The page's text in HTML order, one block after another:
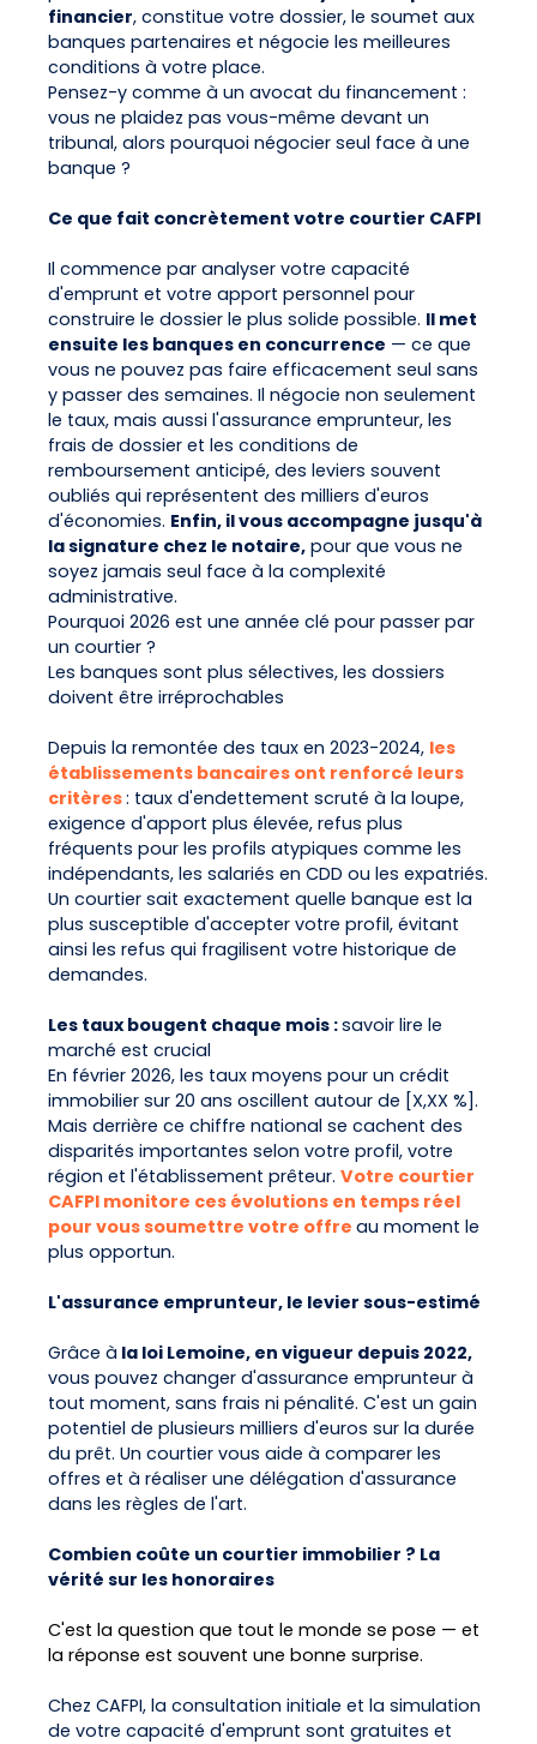
financier, constitue votre dossier, le soumet aux
banques partenaires et négocie les meilleures
conditions à votre place.
Pensez-y comme à un avocat du financement :
vous ne plaidez pas vous-même devant un
tribunal, alors pourquoi négocier seul face à une
banque ?
Ce que fait concrètement votre courtier CAFPI
Il commence par analyser votre capacité
d'emprunt et votre apport personnel pour
construire le dossier le plus solide possible. Il met
ensuite les banques en concurrence — ce que
vous ne pouvez pas faire efficacement seul sans
y passer des semaines. Il négocie non seulement
le taux, mais aussi l'assurance emprunteur, les
frais de dossier et les conditions de
remboursement anticipé, des leviers souvent
oubliés qui représentent des milliers d'euros
d'économies. Enfin, il vous accompagne jusqu'à
la signature chez le notaire, pour que vous ne
soyez jamais seul face à la complexité
administrative.
Pourquoi 2026 est une année clé pour passer par
un courtier ?
Les banques sont plus sélectives, les dossiers
doivent être irréprochables
Depuis la remontée des taux en 2023-2024, les
établissements bancaires ont renforcé leurs
critères: taux d'endettement scruté à la loupe,
exigence d'apport plus élevée, refus plus
fréquents pour les profils atypiques comme les
indépendants, les salariés en CDD ou les expatriés.
Un courtier sait exactement quelle banque est la
plus susceptible d'accepter votre profil, évitant
ainsi les refus qui fragilisent votre historique de
demandes.
Les taux bougent chaque mois :savoir lire le
marché est crucial
En février 2026, les taux moyens pour un crédit
immobilier sur 20 ans oscillent autour de [X,XX %].
Mais derrière ce chiffre national se cachent des
disparités importantes selon votre profil, votre
région et l'établissement prêteur. Votre courtier
CAFPI monitore ces évolutions en temps réel
pour vous soumettre votre offre au moment le
plus opportun.
L'assurance emprunteur, le levier sous-estimé
Grâce à la loi Lemoine, en vigueur depuis 2022,
vous pouvez changer d'assurance emprunteur à
tout moment, sans frais ni pénalité. C'est un gain
potentiel de plusieurs milliers d'euros sur la durée
du prêt. Un courtier vous aide à comparer les
offres et à réaliser une délégation d'assurance
dans les règles de l'art.
Combien coûte un courtier immobilier ? La
vérité sur les honoraires
C'est la question que tout le monde se pose — et
la réponse est souvent une bonne surprise.
Chez CAFPI, la consultation initiale et la simulation
de votre capacité d'emprunt sont gratuites et